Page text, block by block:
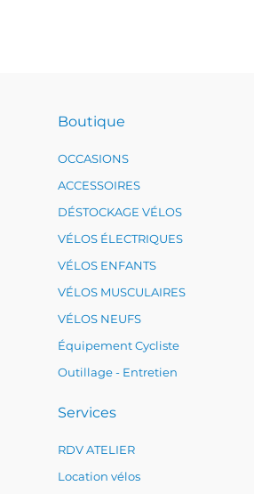
Boutique
OCCASIONS
ACCESSOIRES
DÉSTOCKAGE VÉLOS
VÉLOS ÉLECTRIQUES
VÉLOS ENFANTS
VÉLOS MUSCULAIRES
VÉLOS NEUFS
Équipement Cycliste
Outillage - Entretien
Services
RDV ATELIER
Location vélos